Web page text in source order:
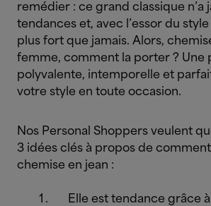
remédier : ce grand classique n’a
tendances et, avec l’essor du
plus fort que jamais. Alors,
femme, comment la porter ? Une
polyvalente, intemporelle et
votre style en toute occasion.
Nos Personal Shoppers veulent
3 idées clés à propos de
chemise en jean :
Elle est tendance grâce à